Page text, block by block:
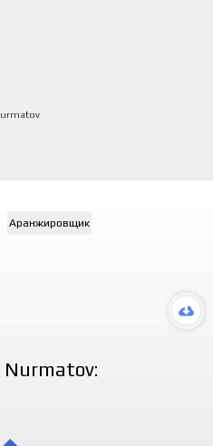
Аранжировщик
Nurmatov: